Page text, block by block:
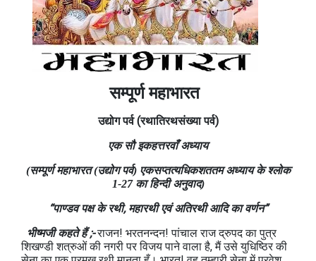
सम्पूर्ण महाभारत
उद्योगपर्व(रथातिरथसंख्या पर्व)
एक सौ इकहत्तरवाँ अध्याय
(सम्पूर्ण महाभारत (उद्योग पर्व) एकसप्‍तत्‍यधिकशततम अध्याय के श्लोक
1-27 का हिन्दी अनुवाद)
“पाण्‍डव पक्ष के रथी, महारथी एवं अतिरथी आदि का वर्णन”
भीष्‍मजी कहते हैं ;-राजन! भरतनन्‍दन! पांचाल राज द्रुपद का पुत्र
शिखण्‍डी शत्रुओं की नगरी पर विजय पाने वाला है, मैं उसे युधिष्ठिर की